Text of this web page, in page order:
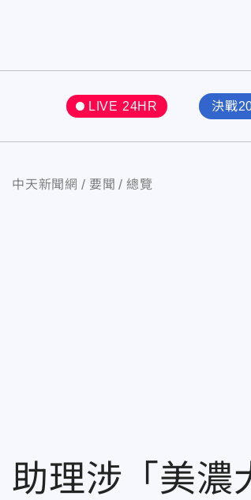
LIVE 24HR 決戰
中天新聞網 要聞 總覽
助理涉「美濃